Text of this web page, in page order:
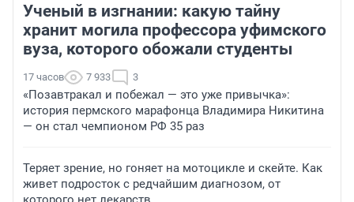
Ученый в изгнании: какую тайну
хранит могила профессора уфимского
вуза, которого обожали студенты
17 часов 7 933 3
«Позавтракал и побежал — это уже привычка»:
история пермского марафонца Владимира Никитина
— он стал чемпионом РФ 35 раз
Теряет зрение, но гоняет на мотоцикле и скейте. Как
живет подросток с редчайшим диагнозом, от